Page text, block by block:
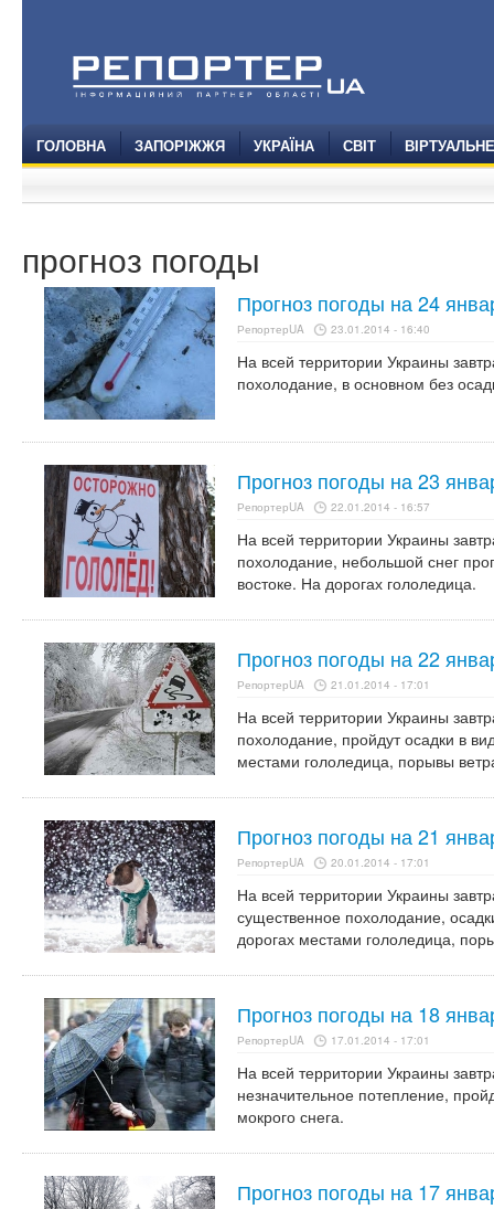
ГОЛОВНА ЗАПОРІЖЖЯ УКРАЇНА СВІТ
прогноз погоды
Прогноз погоды на 24
РепортерUA 23.01.2014 - 16:40
На всей территории Украины
похолодание, в основном без
Прогноз погоды на 23
РепортерUA 22.01.2014 - 16:57
На всей территории Украины
похолодание, небольшой снег
востоке. На дорогах гололедица.
Прогноз погоды на 22
РепортерUA 21.01.2014 - 17:01
На всей территории Украины
похолодание, пройдут осадки в
местами гололедица, порывы
Прогноз погоды на 21
РепортерUA 20.01.2014 - 17:01
На всей территории Украины
существенное похолодание,
дорогах местами гололедица,
Прогноз погоды на 18
РепортерUA 17.01.2014 - 17:01
На всей территории Украины
незначительное потепление,
мокрого снега.
Прогноз погоды на 17